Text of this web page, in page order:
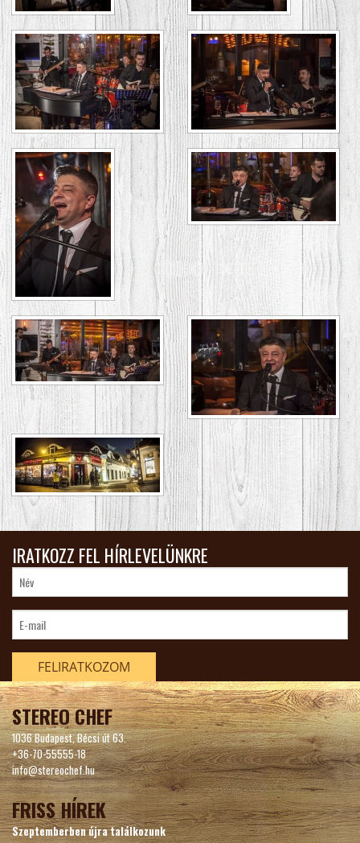
IRATKOZZ FEL HÍRLEVELÜNKRE
FELIRATKOZOM
STEREO CHEF
1036 Budapest, Bécsi út 63.
+36-70-55555-18
info@stereochef.hu
FRISS HÍREK
Szeptemberben újra találkozunk